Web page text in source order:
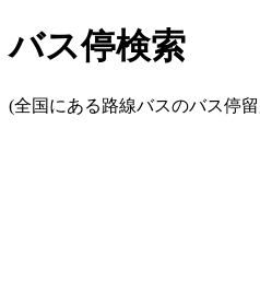
バス停検索
(全国にある路線バスのバス停